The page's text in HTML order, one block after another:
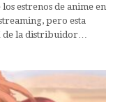
estrenos de anime en
pero esta
de la distribuidor…